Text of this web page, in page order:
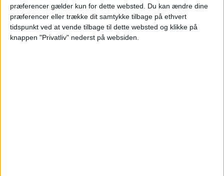
præferencer gælder kun for dette websted. Du kan ændre dine
præferencer eller trække dit samtykke tilbage på ethvert
tidspunkt ved at vende tilbage til dette websted og klikke på
knappen "Privatliv" nederst på websiden.